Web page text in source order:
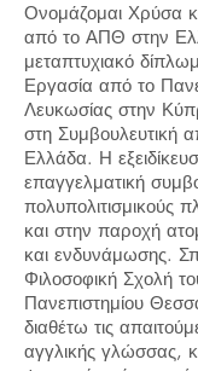
Ονομάζομαι Χρύσα
από το ΑΠΘ στην
μεταπτυχιακό
Εργασία από το
Λευκωσίας στην
στη Συμβουλευτική
Ελλάδα. Η
επαγγελματική
πολυπολιτισμικούς
και στην παροχή
και ενδυνάμωσης.
Φιλοσοφική Σχολή
Πανεπιστημίου
διαθέτω τις
αγγλικής γλώσσας,